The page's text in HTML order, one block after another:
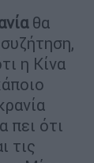
θα
η Κίνα
πει ότι
τις